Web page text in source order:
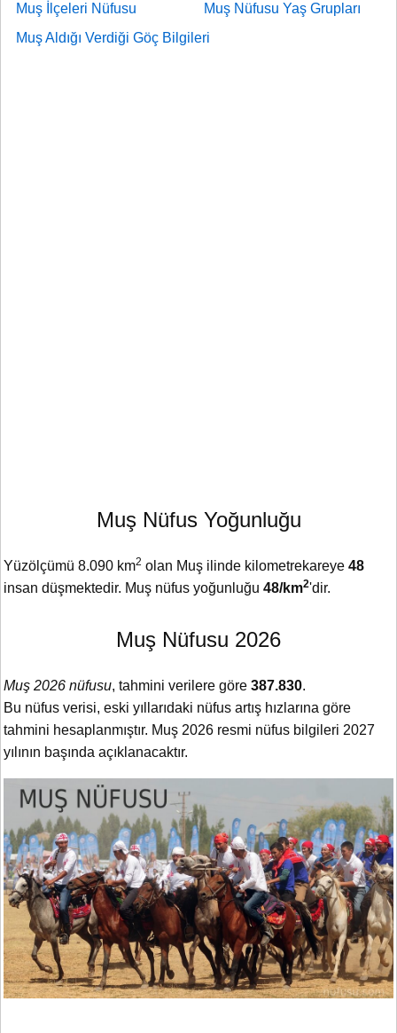
Muş İlçeleri Nüfusu
Muş Nüfusu Yaş Grupları
Muş Aldığı Verdiği Göç Bilgileri
Muş Nüfus Yoğunluğu
Yüzölçümü 8.090 km2 olan Muş ilinde kilometrekareye 48
insan düşmektedir. Muş nüfus yoğunluğu 48/km2'dir.
Muş Nüfusu 2026
Muş 2026 nüfusu, tahmini verilere göre 387.830.
Bu nüfus verisi, eski yıllarıdaki nüfus artış hızlarına göre
tahmini hesaplanmıştır. Muş 2026 resmi nüfus bilgileri 2027
yılının başında açıklanacaktır.